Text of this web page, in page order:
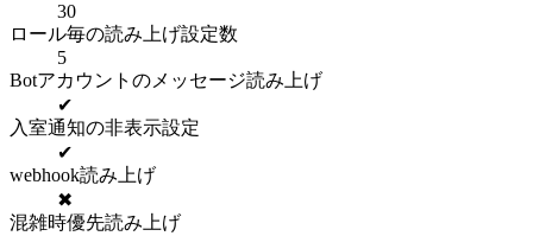
30
ロール毎の読み上げ設定数
5
Botアカウントのメッセージ読み上げ
✔
入室通知の非表示設定
✔
webhook読み上げ
✖
混雑時優先読み上げ